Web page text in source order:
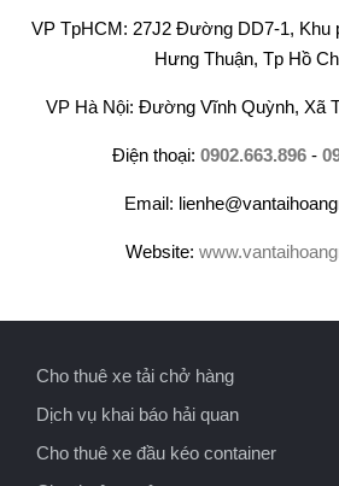
VP TpHCM: 27J2 Đường DD7-1, Khu
Hưng Thuận, Tp Hồ
VP Hà Nội: Đường Vĩnh Quỳnh, Xã
Điện thoại: 0902.663.896 -
Email:
Website:
Cho thuê xe tải chở hàng
Dịch vụ khai báo hải quan
Cho thuê xe đầu kéo container